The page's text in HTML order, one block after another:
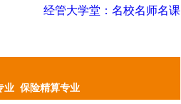
经管大学堂：名校名师名课
业 保险精算专业